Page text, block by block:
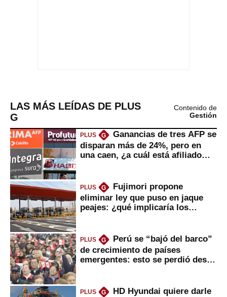
LAS MÁS LEÍDAS DE PLUS
G
Contenido de
Gestión
PLUS G
Ganancias de tres AFP se
disparan más de 24%, pero en
una caen, ¿a cuál está afiliado
PLUS G
Fujimori propone
eliminar ley que puso en jaque
peajes: ¿qué implicaría los
PLUS G
Perú se “bajó del barco”
de crecimiento de países
emergentes: esto se perdió desde
PLUS G
HD Hyundai quiere darle